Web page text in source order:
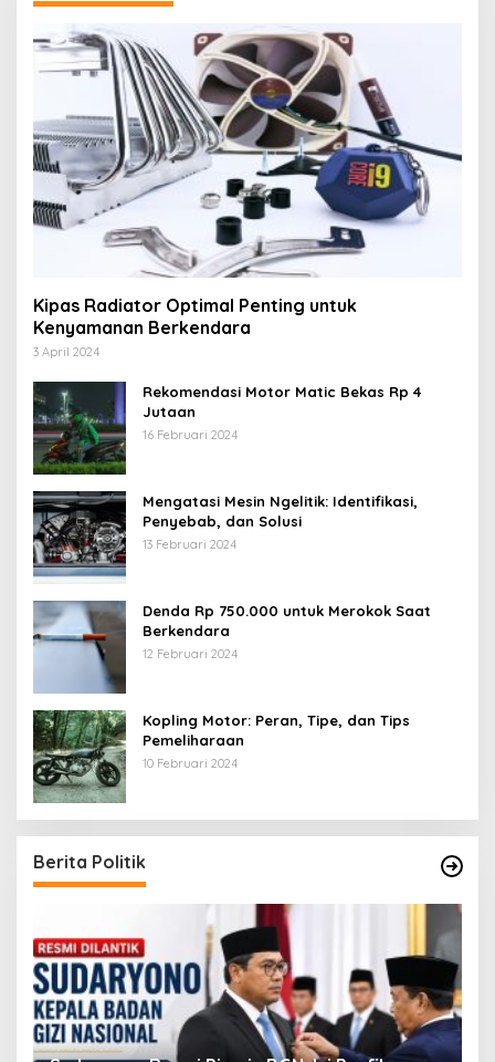
Kipas Radiator Optimal Penting untuk
Kenyamanan Berkendara
3 April 2024
Rekomendasi Motor Matic Bekas Rp 4
Jutaan
16 Februari 2024
Mengatasi Mesin Ngelitik: Identifikasi,
Penyebab, dan Solusi
13 Februari 2024
Denda Rp 750.000 untuk Merokok Saat
Berkendara
12 Februari 2024
Kopling Motor: Peran, Tipe, dan Tips
Pemeliharaan
10 Februari 2024
Berita Politik